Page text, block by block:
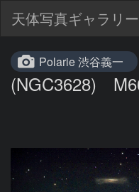
天体写真ギャラリー
Polarie 渋谷義一
(NGC3628)